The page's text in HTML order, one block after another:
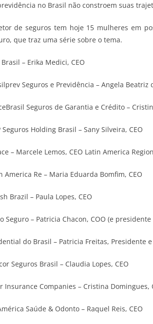
no Brasil não constroem suas
de seguros tem hoje 15 mulheres em
que traz uma série sobre o tema.
Brasil – Erika Medici, CEO
Seguros e Previdência – Angela Beatriz
Seguros de Garantia e Crédito –
Seguros Holding Brasil – Sany Silveira, CEO
– Marcele Lemos, CEO Latin America Region
America Re – Maria Eduarda Bomfim, CEO
Brazil – Paula Lopes, CEO
Seguro – Patricia Chacon, COO (e presidente
do Brasil – Patricia Freitas, Presidente e
Seguros Brasil – Claudia Lopes, CEO
Insurance Companies – Cristina Domingues,
Saúde & Odonto – Raquel Reis, CEO